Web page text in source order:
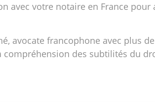
avec votre notaire en France
avocate francophone avec plus
compréhension des subtilités du